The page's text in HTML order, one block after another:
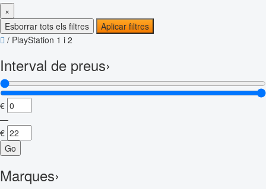
×
Esborrar tots els filtres
Aplicar filtres
/ PlayStation 1 i 2
Interval de preus›
€
—
€
Go
Marques›